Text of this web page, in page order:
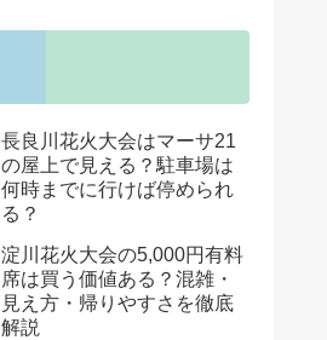
長良川花火大会はマーサ21
の屋上で見える？駐車場は
何時までに行けば停められ
る？
淀川花火大会の5,000円有料
席は買う価値ある？混雑・
見え方・帰りやすさを徹底
解説